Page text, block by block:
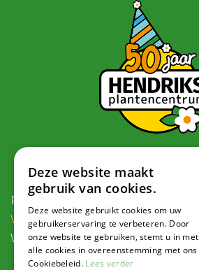
Postadres:
Veldweg 1, 5995 PG Kessel
Voor navigatie:
Deze website maakt
gebruik van cookies.
Deze website gebruikt cookies om uw
gebruikerservaring te verbeteren. Door
onze website te gebruiken, stemt u in met
alle cookies in overeenstemming met ons
Cookiebeleid. Lees verder